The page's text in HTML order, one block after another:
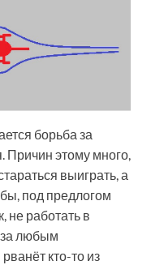
борьба за
Причин этому много,
выиграть, а
под предлогом
не работать в
за любым
кто-то из